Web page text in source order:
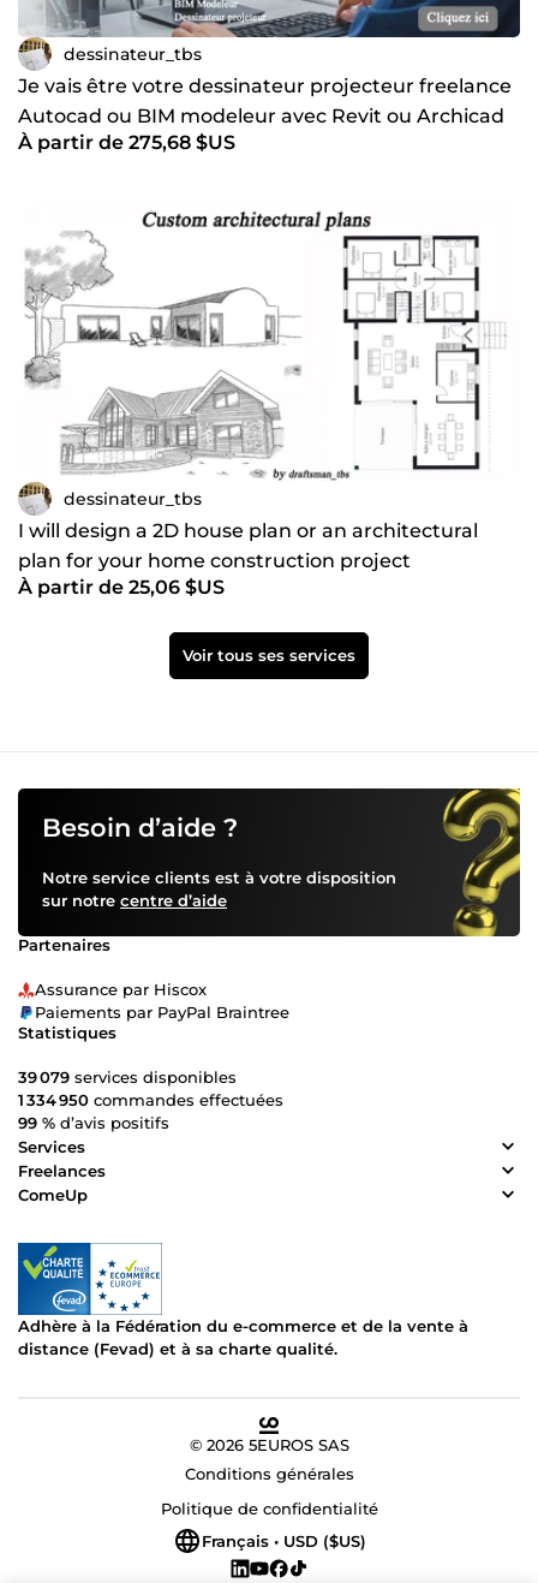
dessinateur_tbs
Je vais être votre dessinateur projecteur freelance
Autocad ou BIM modeleur avec Revit ou Archicad
À partir de 275,68 $US
dessinateur_tbs
I will design a 2D house plan or an architectural
plan for your home construction project
À partir de 25,06 $US
Voir tous ses services
Besoin d’aide ?
Notre service clients est à votre disposition
sur notre centre d’aide
Partenaires
Assurance par Hiscox
Paiements par PayPal Braintree
Statistiques
39 079 services disponibles
1 334 950 commandes effectuées
99 % d’avis positifs
Services
Freelances
ComeUp
Adhère à la Fédération du e-commerce et de la vente à
distance (Fevad) et à sa charte qualité.
© 2026 5EUROS SAS
Conditions générales
Politique de confidentialité
Français • USD ($US)